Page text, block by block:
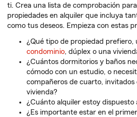
ti. Crea una lista de comprobación
propiedades en alquiler que incluya
como tus deseos. Empieza con estas
¿Qué tipo de propiedad prefiero,
condominio, dúplex o una
¿Cuántos dormitorios y baños
cómodo con un estudio, o
compañeros de cuarto, invitados
vivienda?
¿Cuánto alquiler estoy dispuesto
¿Es importante estar en el